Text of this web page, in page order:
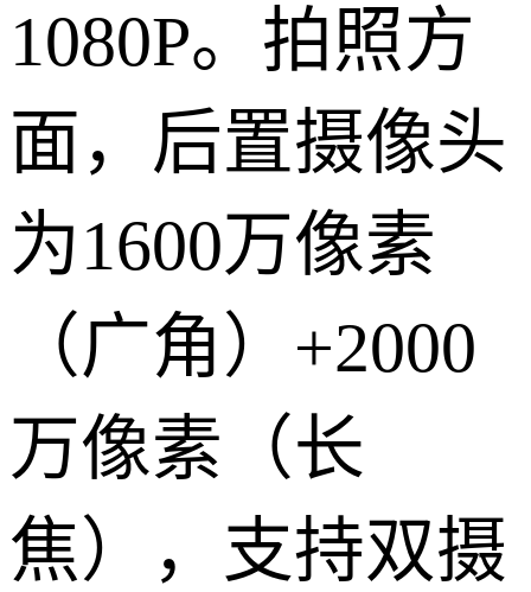
1080P。拍照方
面，后置摄像头
为1600万像素
（广角）+2000
万像素（长
焦），支持双摄